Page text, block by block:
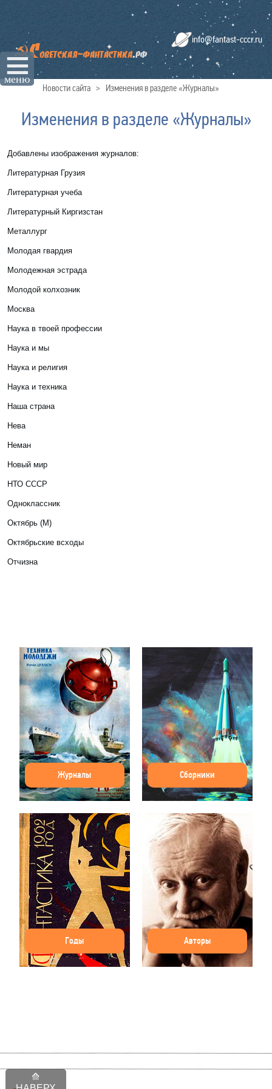
☰
меню
info@fantast-cccr.ru
Новости сайта > Изменения в разделе «Журналы»
Изменения в разделе «Журналы»
Добавлены изображения журналов:
Литературная Грузия
Литературная учеба
Литературный Киргизстан
Металлург
Молодая гвардия
Молодежная эстрада
Молодой колхозник
Москва
Наука в твоей профессии
Наука и мы
Наука и религия
Наука и техника
Наша страна
Нева
Неман
Новый мир
НТО СССР
Одноклассник
Октябрь (М)
Октябрьские всходы
Отчизна
Журналы Сборники
Годы Авторы